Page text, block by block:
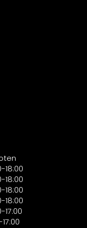
18:00
18:00
18:00
18:00
17:00